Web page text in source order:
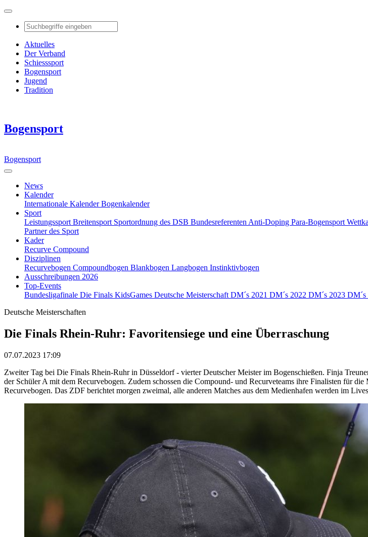
Aktuelles
Der Verband
Schiesssport
Bogensport
Jugend
Tradition
Bogensport
Bogensport
News
Kalender
Internationale KalenderBogenkalender
Sport
Leistungssport Breitensport Sportordnung des DSB Bundesreferenten Anti-Doping Para-Bogensport
Partner des Sport
Kader
Recurve Compound
Disziplinen
Recurvebogen Compoundbogen Blankbogen Langbogen Instinktivbogen
Ausschreibungen 2026
Top-Events
Bundesligafinale Die Finals KidsGames Deutsche Meisterschaft DM´s 2021 DM´s 2022 DM´s 2023 DM´s
Deutsche Meisterschaften
Die Finals Rhein-Ruhr: Favoritensiege und eine Überraschung
07.07.2023 17:09
Zweiter Tag bei Die Finals Rhein-Ruhr in Düsseldorf - vierter Deutscher Meister im Bogenschießen. Finja
der Schüler A mit dem Recurvebogen. Zudem schossen die Compound- und Recurveteams ihre Finalisten für
Recurvebogen. Das ZDF berichtet morgen zweimal, alle anderen Matches aus dem Medienhafen werden im